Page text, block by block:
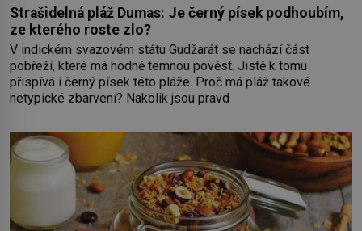
Strašidelná pláž Dumas: Je černý písek podhoubím,
ze kterého roste zlo?
V indickém svazovém státu Gudžarát se nachází část
pobřeží, které má hodně temnou pověst. Jistě k tomu
přispívá i černý písek této pláže. Proč má pláž takové
netypické zbarvení? Nakolik jsou pravd